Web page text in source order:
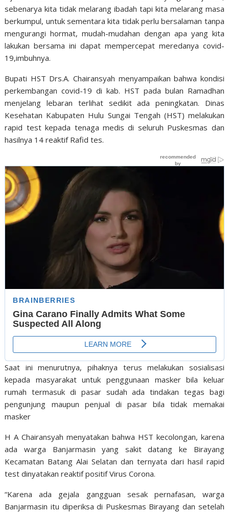
sebenarya kita tidak melarang ibadah tapi kita melarang masa
berkumpul, untuk sementara kita tidak perlu bersalaman tanpa
mengurangi hormat, mudah-mudahan dengan apa yang kita
lakukan bersama ini dapat mempercepat meredanya covid-
19,imbuhnya.
Bupati HST Drs.A. Chairansyah menyampaikan bahwa kondisi
perkembangan covid-19 di kab. HST pada bulan Ramadhan
menjelang lebaran terlihat sedikit ada peningkatan. Dinas
Kesehatan Kabupaten Hulu Sungai Tengah (HST) melakukan
rapid test kepada tenaga medis di seluruh Puskesmas dan
hasilnya 14 reaktif Rafid tes.
Saat ini menurutnya, pihaknya terus melakukan sosialisasi
kepada masyarakat untuk penggunaan masker bila keluar
rumah termasuk di pasar sudah ada tindakan tegas bagi
pengunjung maupun penjual di pasar bila tidak memakai
masker
H A Chairansyah menyatakan bahwa HST kecolongan, karena
ada warga Banjarmasin yang sakit datang ke Birayang
Kecamatan Batang Alai Selatan dan ternyata dari hasil rapid
test dinyatakan reaktif positif Virus Corona.
“Karena ada gejala gangguan sesak pernafasan, warga
Banjarmasin itu diperiksa di Puskesmas Birayang dan setelah